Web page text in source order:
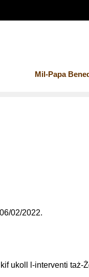
Mil-Papa
02/2022.
ukoll l-interventi taż-